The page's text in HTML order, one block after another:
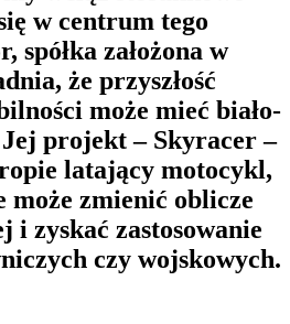
w centrum tego
spółka założona w
że przyszłość
może mieć biało-
projekt – Skyracer –
latający motocykl,
zmienić oblicze
zyskać zastosowanie
czy wojskowych.